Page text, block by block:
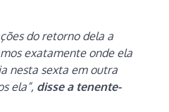
do retorno dela a
exatamente onde ela
nesta sexta em outra
ela”, disse a tenente-